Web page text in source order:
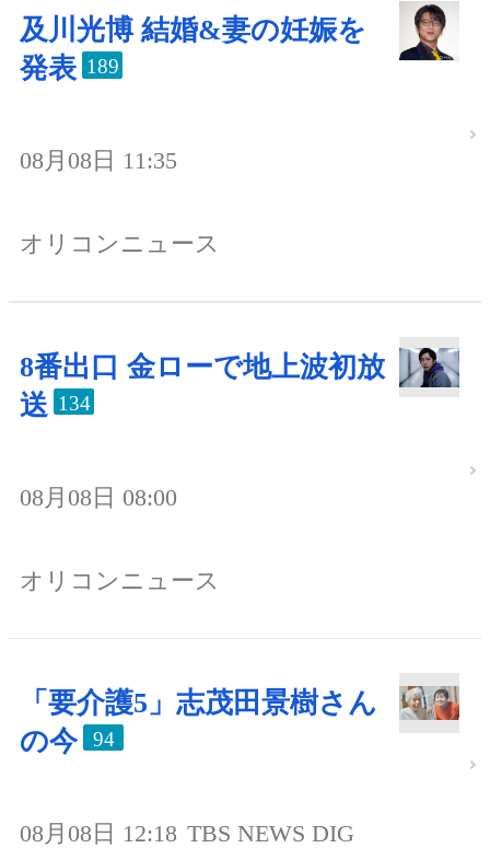
及川光博 結婚&妻の妊娠を
発表 189
08月08日 11:35
オリコンニュース
8番出口 金ローで地上波初放
送 134
08月08日 08:00
オリコンニュース
「要介護5」志茂田景樹さん
の今
94
08月08日 12:18 TBS NEWS DIG